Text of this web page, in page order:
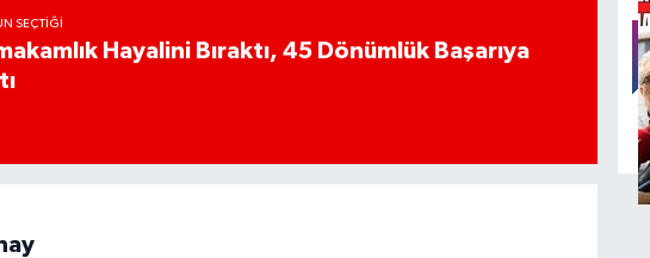
SEÇTIĞI
Hayalini Bıraktı, 45 Dönümlük Başarıya